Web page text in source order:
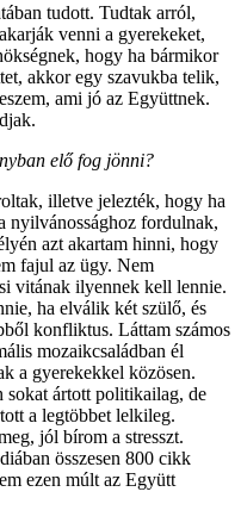
tudott. Tudtak arról,
venni a gyerekeket,
hogy ha bármikor
akkor egy szavukba telik,
ami jó az Együttnek.
elő fog jönni?
illetve jelezték, hogy ha
nyilvánossághoz fordulnak,
azt akartam hinni, hogy
fajul az ügy. Nem
vitának ilyennek kell lennie.
ha elválik két szülő, és
konfliktus. Láttam számos
mozaikcsaládban él
a gyerekekkel közösen.
ártott politikailag, de
a legtöbbet lelkileg.
jól bírom a stresszt.
összesen 800 cikk
ezen múlt az Együtt